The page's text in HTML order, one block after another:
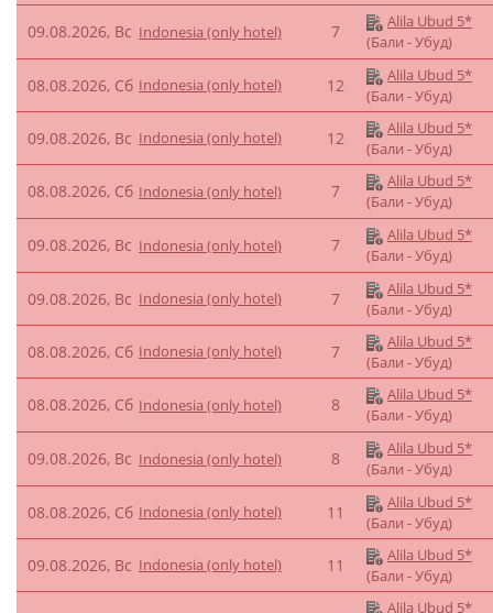
09.08.2026, Вс Indonesia (only hotel) 7
Alila Ubud 5*
(Бали - Убуд)
08.08.2026, Сб Indonesia (only hotel) 12
Alila Ubud 5*
(Бали - Убуд)
09.08.2026, Вс Indonesia (only hotel) 12
Alila Ubud 5*
(Бали - Убуд)
08.08.2026, Сб Indonesia (only hotel) 7
Alila Ubud 5*
(Бали - Убуд)
09.08.2026, Вс Indonesia (only hotel) 7
Alila Ubud 5*
(Бали - Убуд)
09.08.2026, Вс Indonesia (only hotel) 7
Alila Ubud 5*
(Бали - Убуд)
08.08.2026, Сб Indonesia (only hotel) 7
Alila Ubud 5*
(Бали - Убуд)
08.08.2026, Сб Indonesia (only hotel) 8
Alila Ubud 5*
(Бали - Убуд)
09.08.2026, Вс Indonesia (only hotel) 8
Alila Ubud 5*
(Бали - Убуд)
08.08.2026, Сб Indonesia (only hotel) 11
Alila Ubud 5*
(Бали - Убуд)
09.08.2026, Вс Indonesia (only hotel) 11
Alila Ubud 5*
(Бали - Убуд)
Alila Ubud 5*